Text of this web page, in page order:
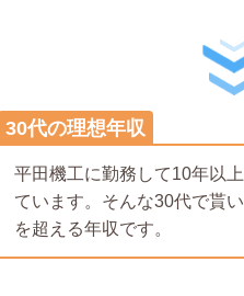
30代の理想年収
平田機工に勤務して10年以
ています。そんな30代で貰
を超える年収です。